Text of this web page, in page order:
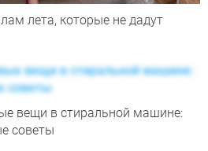
лета, которые не дадут
вещи в стиральной машине:
советы